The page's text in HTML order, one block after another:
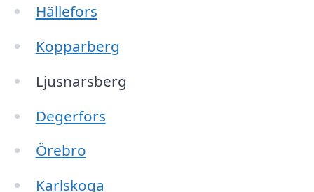
Hällefors
Kopparberg
Ljusnarsberg
Degerfors
Örebro
Karlskoga